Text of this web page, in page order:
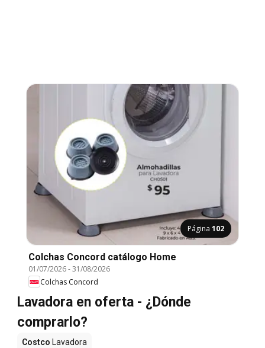
Página 102
Colchas Concord catálogo Home
01/07/2026-31/08/2026
Colchas Concord
Lavadora en oferta - ¿Dónde
comprarlo?
Costco Lavadora